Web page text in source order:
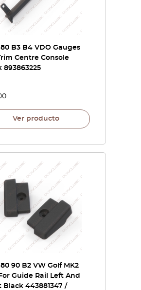
B3 B4 VDO Gauges
Centre Console
893863225
Ver producto
90 B2 VW Golf MK2
Guide Rail Left And
Black 443881347 /